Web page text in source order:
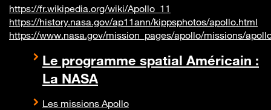
https://fr.wikipedia.org/wiki/Apollo_11
https://history.nasa.gov/ap11ann/kippsphotos/apollo.html
https://www.nasa.gov/mission_pages/apollo/missions/
Le programme spatial Américain :
La NASA
Les missions Apollo